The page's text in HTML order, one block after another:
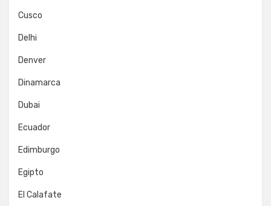
Cusco
Delhi
Denver
Dinamarca
Dubai
Ecuador
Edimburgo
Egipto
El Calafate